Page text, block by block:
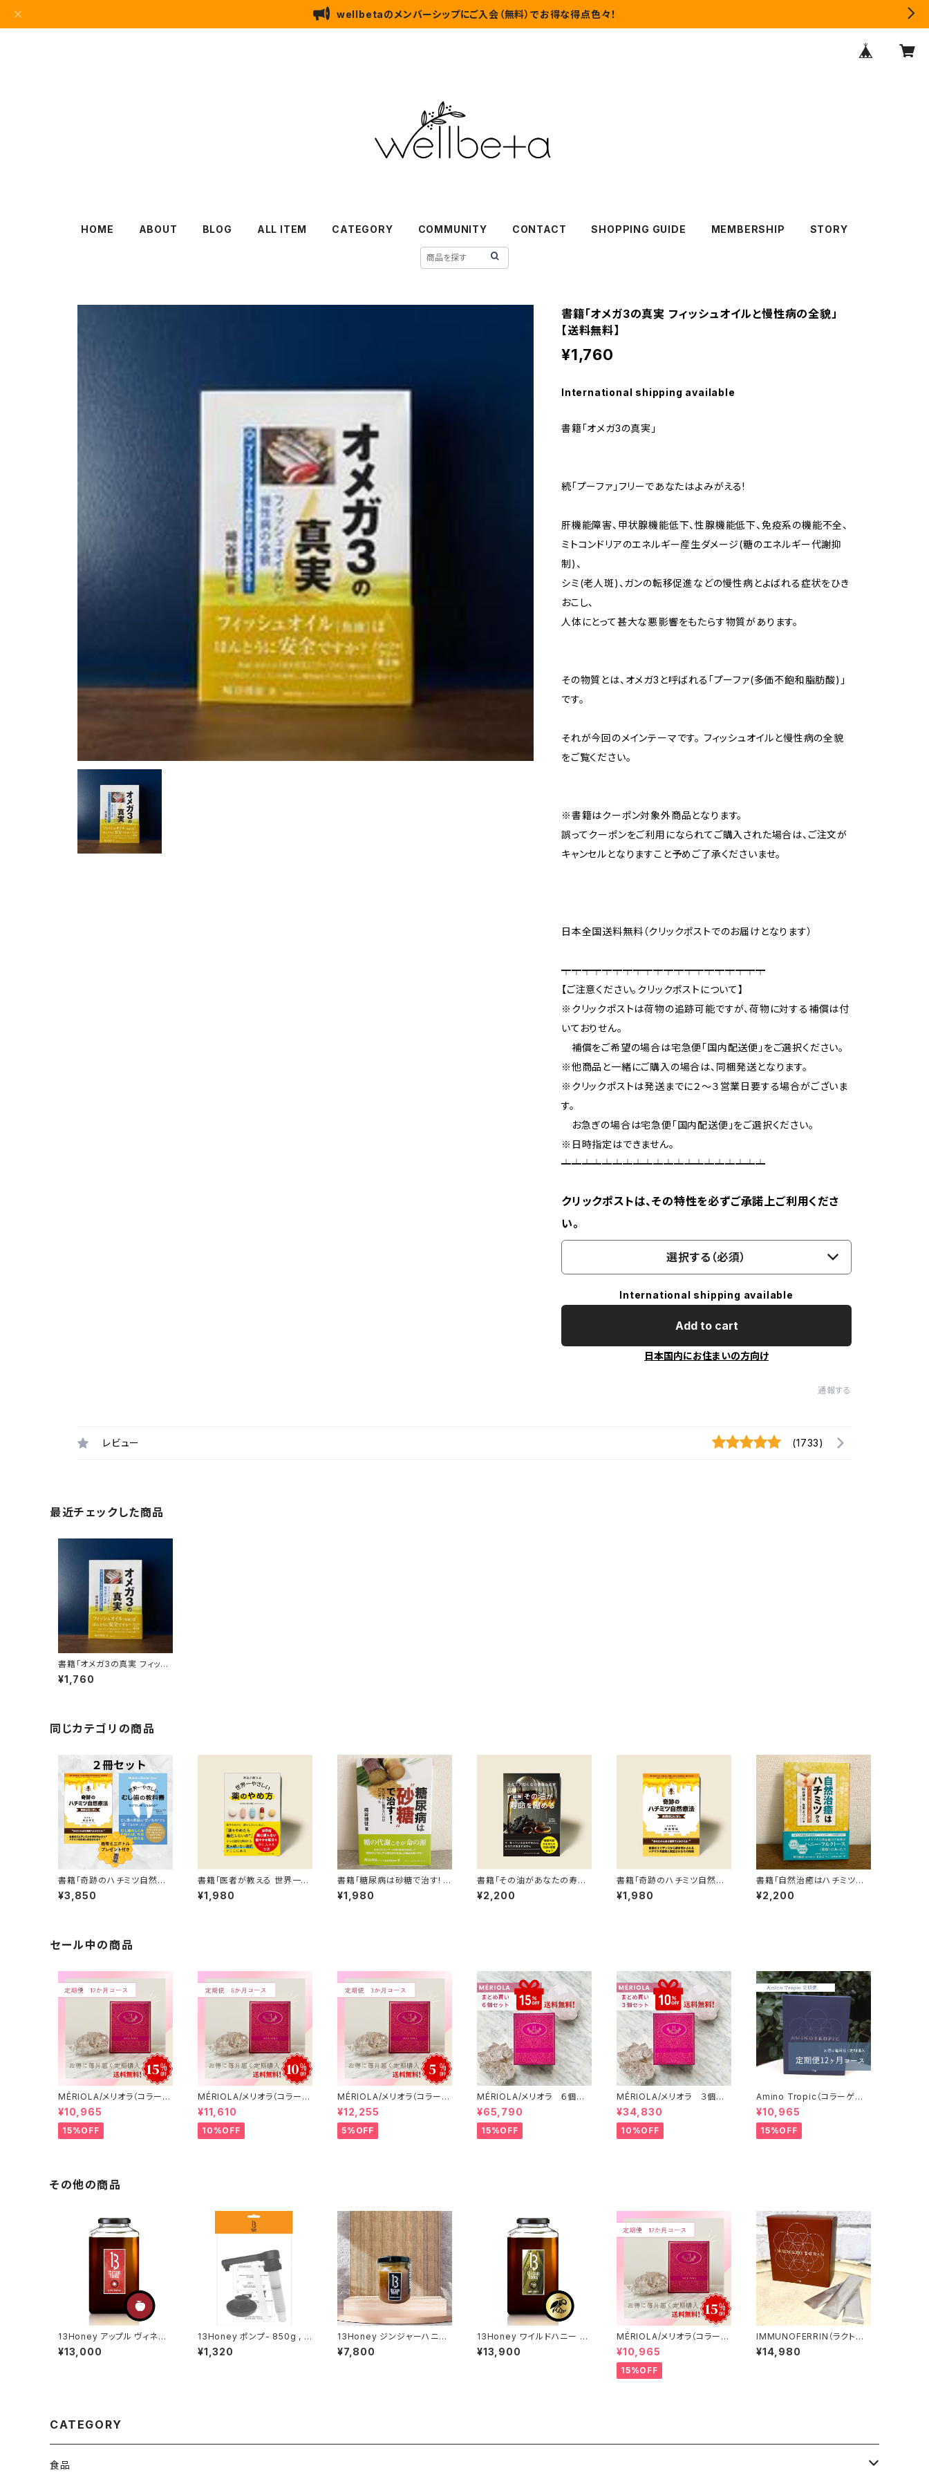
wellbetaのメンバーシップにご入会（無料）でお得な得点色々！
HOME ABOUT BLOG ALL ITEM CATEGORY COMMUNITY CONTACT SHOPPING GUIDE MEMBERSHIP STORY
書籍「オメガ3の真実 フィッシュオイルと慢性病の全貌」
【送料無料】
¥1,760
International shipping available
書籍「オメガ3の真実」
続「プーファ」フリーであなたはよみがえる!
肝機能障害、甲状腺機能低下、性腺機能低下、免疫系の機能不全、
ミトコンドリアのエネルギー産生ダメージ(糖のエネルギー代謝抑
制)、
シミ(老人斑)、ガンの転移促進などの慢性病とよばれる症状をひき
おこし、
人体にとって甚大な悪影響をもたらす物質があります。
その物質とは、オメガ3と呼ばれる「プーファ(多価不飽和脂肪酸)」
です。
それが今回のメインテーマです。 フィッシュオイルと慢性病の全貌
をご覧ください。
※書籍はクーポン対象外商品となります。
誤ってクーポンをご利用になられてご購入された場合は、ご注文が
キャンセルとなりますこと予めご了承くださいませ。
日本全国送料無料（クリックポストでのお届けとなります）
┯┯┯┯┯┯┯┯┯┯┯┯┯┯┯┯┯┯┯┯
【ご注意ください。クリックポストについて】
※クリックポストは荷物の追跡可能ですが、荷物に対する補償は付
いておりせん。
補償をご希望の場合は宅急便「国内配送便」をご選択ください。
※他商品と一緒にご購入の場合は、同梱発送となります。
※クリックポストは発送までに２～３営業日要する場合がございま
す。
お急ぎの場合は宅急便「国内配送便」をご選択ください。
※日時指定はできません。
┷┷┷┷┷┷┷┷┷┷┷┷┷┷┷┷┷┷┷┷
クリックポストは、その特性を必ずご承諾上ご利用くださ
い。
選択する（必須）
International shipping available
Add to cart
日本国内にお住まいの方向け
通報する
レビュー (1733)
最近チェックした商品
書籍「オメガ3の真実 フィッシ
ュオイルと慢性病の全貌」【送
料無料】
¥1,760
同じカテゴリの商品
書籍「奇跡のハチミツ自然療
法」&「世界一やさしいむし歯
の教科書」セット 【プレゼン
¥3,850
書籍「医者が教える 世界一や
さしい 薬のやめ方」【送料無
料】
¥1,980
書籍「糖尿病は砂糖で治す! 」
【送料無料】
¥1,980
書籍「その油があなたの寿命
を縮める」
¥2,200
書籍「奇跡のハチミツ自然療
法」【送料無料】
¥1,980
書籍「自然治癒はハチミツか
ら」【送料無料】
¥2,200
セール中の商品
MÉRIOLA/メリオラ（コラーゲ
ンサポート）定期便（12か月コ
ース）【送料無料】
¥10,965
15%OFF
MÉRIOLA/メリオラ（コラーゲ
ンサポート）定期便（6か月コ
ース）【送料無料】
¥11,610
10%OFF
MÉRIOLA/メリオラ（コラーゲ
ンサポート）定期便（3か月コ
ース）【送料無料】
¥12,255
5%OFF
MÉRIOLA/メリオラ ６個セッ
ト 【15%OFF】【送料無料】
¥65,790
15%OFF
MÉRIOLA/メリオラ ３個セッ
ト 【特別価格】【送料無料】
¥34,830
10%OFF
Amino Tropic（コラーゲン
サポート）定期便（12か月コー
ス）【送料無料】
¥10,965
15%OFF
その他の商品
13Honey アップル ヴィネガ
ー 1500g
¥13,000
13Honey ポンプ- 850g , 1
500g 用
¥1,320
13Honey ジンジャーハニー
250g
¥7,800
13Honey ワイルドハニー 15
00g
¥13,900
MÉRIOLA/メリオラ（コラーゲ
ンサポート）定期便（12か月コ
ース）【送料無料】
¥10,965
15%OFF
IMMUNOFERRIN（ラクトフェ
リン）
¥14,980
CATEGORY
食品